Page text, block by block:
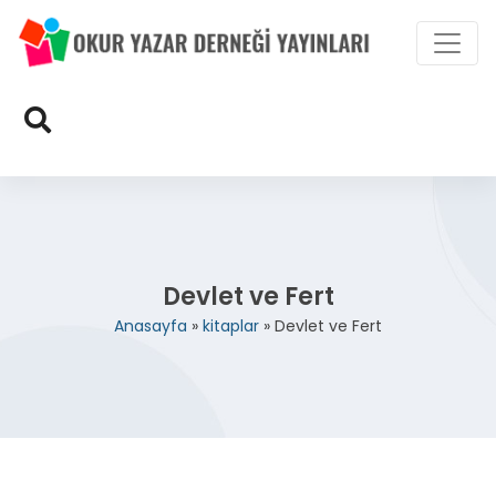
Devlet ve Fert
Anasayfa » kitaplar » Devlet ve Fert